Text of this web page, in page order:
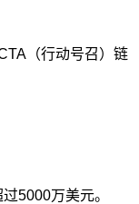
（行动号召）链
5000万美元。